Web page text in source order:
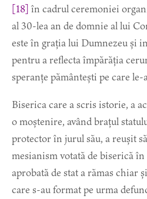
[18] în cadrul ceremoniei
al 30-lea an de domnie al lui
este în grația lui Dumnezeu și
pentru a reflecta împărăția
speranțe pământești pe care
Biserica care a scris istorie, a
o moștenire, având brațul
protector în jurul său, a reușit
mesianism votată de biserică
aprobată de stat a rămas chiar
care s-au format pe urma